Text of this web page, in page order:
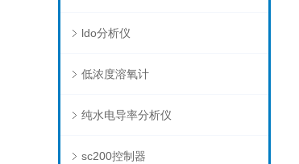
ldo分析仪
低浓度溶氧计
纯水电导率分析仪
sc200控制器